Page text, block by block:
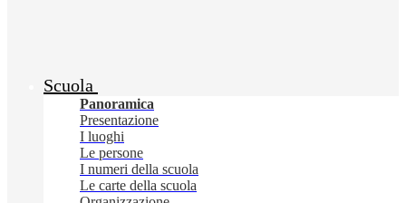
Scuola
Panoramica
Presentazione
I luoghi
Le persone
I numeri della scuola
Le carte della scuola